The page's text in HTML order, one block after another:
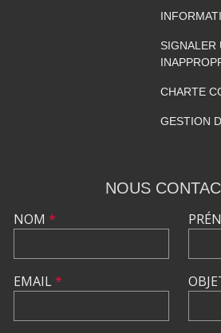
SIGNALER
CHARTE
GESTION
NOUS
NOM *
EMAIL*